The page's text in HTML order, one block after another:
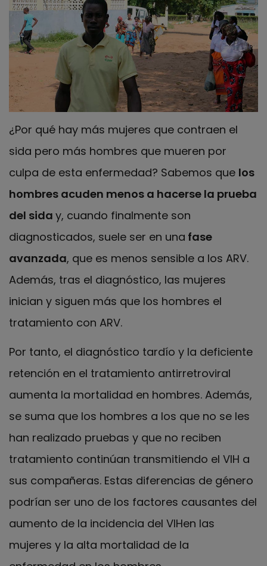
¿Por qué hay más mujeres que contraen el
sida pero más hombres que mueren por
culpa de esta enfermedad? Sabemos que los
hombres acuden menos a hacerse la prueba
del sida y, cuando finalmente son
diagnosticados, suele ser en una fase
avanzada, que es menos sensible a los ARV.
Además, tras el diagnóstico, las mujeres
inician y siguen más que los hombres el
tratamiento con ARV.
Por tanto, el diagnóstico tardío y la deficiente
retención en el tratamiento antirretroviral
aumenta la mortalidad en hombres. Además,
se suma que los hombres a los que no se les
han realizado pruebas y que no reciben
tratamiento continúan transmitiendo el VIH a
sus compañeras. Estas diferencias de género
podrían ser uno de los factores causantes del
aumento de la incidencia del VIHen las
mujeres y la alta mortalidad de la